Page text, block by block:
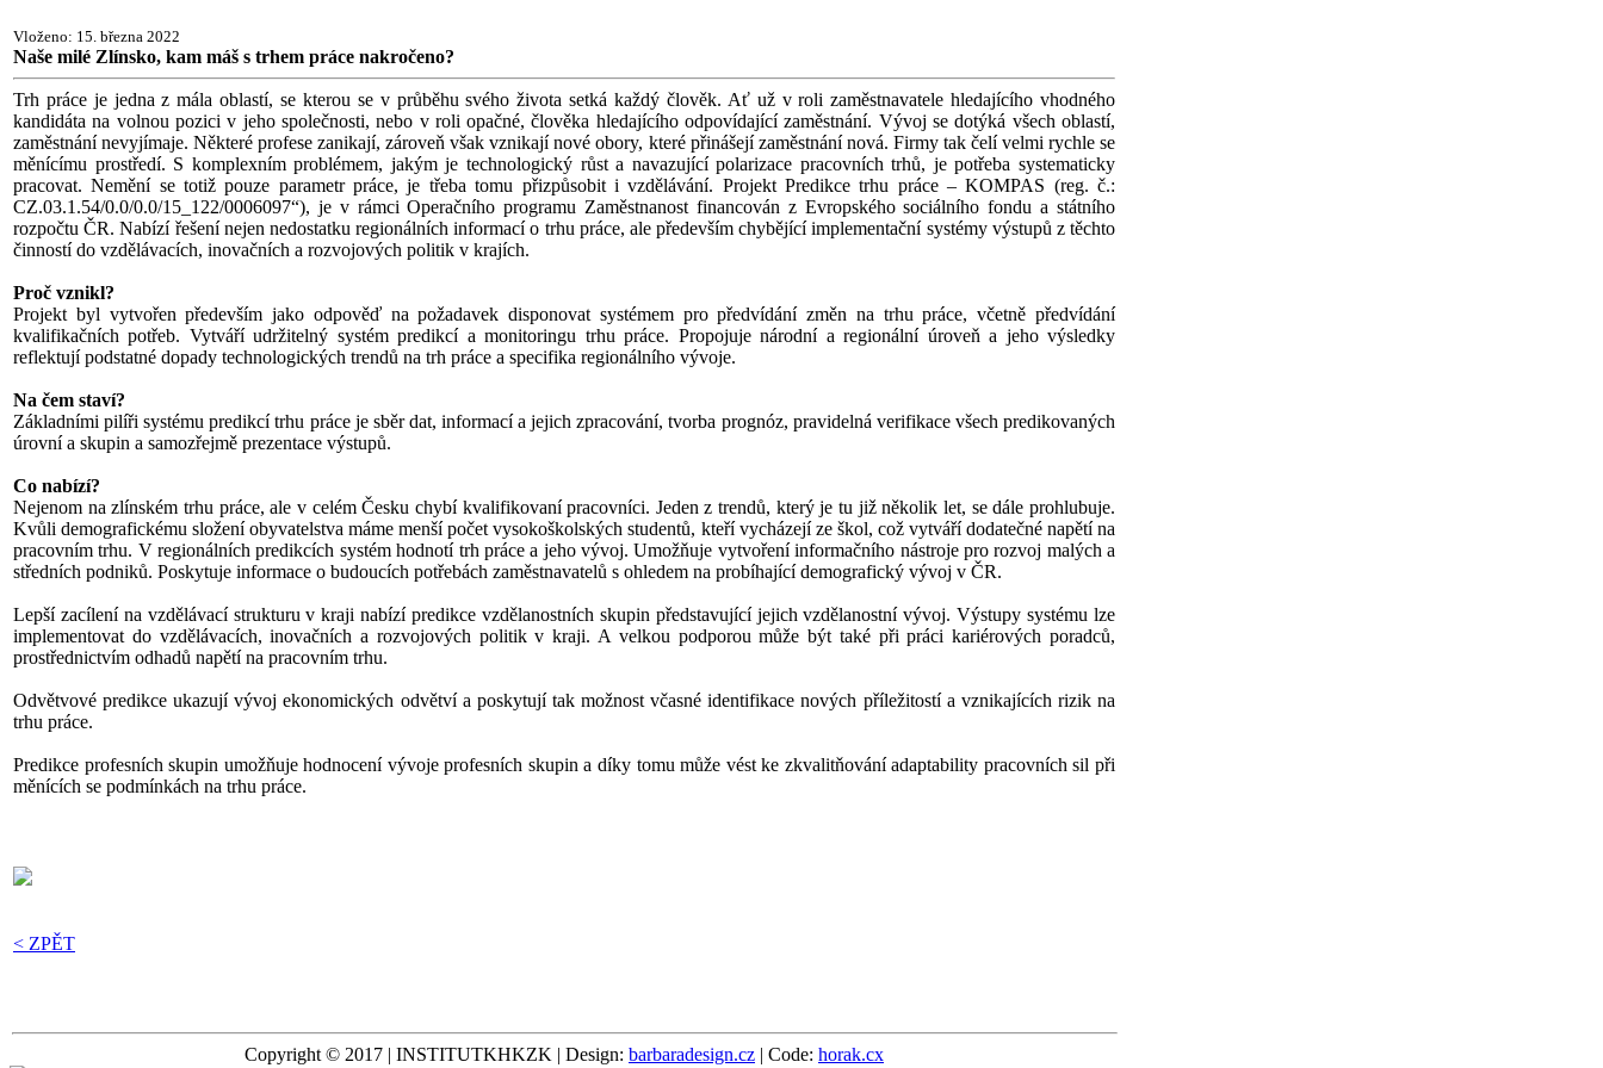
Vloženo: 15. března 2022
Naše milé Zlínsko, kam máš s trhem práce nakročeno?
Trh práce je jedna z mála oblastí, se kterou se v průběhu svého života setká každý člověk. Ať už v roli zaměstnavatele hledajícího vhodného
kandidáta na volnou pozici v jeho společnosti, nebo v roli opačné, člověka hledajícího odpovídající zaměstnání. Vývoj se dotýká všech oblastí,
zaměstnání nevyjímaje. Některé profese zanikají, zároveň však vznikají nové obory, které přinášejí zaměstnání nová. Firmy tak čelí velmi rychle se
měnícímu prostředí. S komplexním problémem, jakým je technologický růst a navazující polarizace pracovních trhů, je potřeba systematicky
pracovat. Nemění se totiž pouze parametr práce, je třeba tomu přizpůsobit i vzdělávání. Projekt Predikce trhu práce – KOMPAS (reg. č.:
CZ.03.1.54/0.0/0.0/15_122/0006097“), je v rámci Operačního programu Zaměstnanost financován z Evropského sociálního fondu a státního
rozpočtu ČR. Nabízí řešení nejen nedostatku regionálních informací o trhu práce, ale především chybějící implementační systémy výstupů z těchto
činností do vzdělávacích, inovačních a rozvojových politik v krajích.
Proč vznikl?
Projekt byl vytvořen především jako odpověď na požadavek disponovat systémem pro předvídání změn na trhu práce, včetně předvídání
kvalifikačních potřeb. Vytváří udržitelný systém predikcí a monitoringu trhu práce. Propojuje národní a regionální úroveň a jeho výsledky
reflektují podstatné dopady technologických trendů na trh práce a specifika regionálního vývoje.
Na čem staví?
Základními pilíři systému predikcí trhu práce je sběr dat, informací a jejich zpracování, tvorba prognóz, pravidelná verifikace všech predikovaných
úrovní a skupin a samozřejmě prezentace výstupů.
Co nabízí?
Nejenom na zlínském trhu práce, ale v celém Česku chybí kvalifikovaní pracovníci. Jeden z trendů, který je tu již několik let, se dále prohlubuje.
Kvůli demografickému složení obyvatelstva máme menší počet vysokoškolských studentů, kteří vycházejí ze škol, což vytváří dodatečné napětí na
pracovním trhu. V regionálních predikcích systém hodnotí trh práce a jeho vývoj. Umožňuje vytvoření informačního nástroje pro rozvoj malých a
středních podniků. Poskytuje informace o budoucích potřebách zaměstnavatelů s ohledem na probíhající demografický vývoj v ČR.
Lepší zacílení na vzdělávací strukturu v kraji nabízí predikce vzdělanostních skupin představující jejich vzdělanostní vývoj. Výstupy systému lze
implementovat do vzdělávacích, inovačních a rozvojových politik v kraji. A velkou podporou může být také při práci kariérových poradců,
prostřednictvím odhadů napětí na pracovním trhu.
Odvětvové predikce ukazují vývoj ekonomických odvětví a poskytují tak možnost včasné identifikace nových příležitostí a vznikajících rizik na
trhu práce.
Predikce profesních skupin umožňuje hodnocení vývoje profesních skupin a díky tomu může vést ke zkvalitňování adaptability pracovních sil při
měnících se podmínkách na trhu práce.
< ZPĚT
Copyright © 2017 | INSTITUTKHKZK | Design: barbaradesign.cz | Code: horak.cx